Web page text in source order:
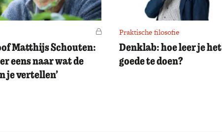
Voor leden
Matthijs Schouten:
eens naar wat de
je vertellen’
Praktische filosofie
Denklab: hoe leer je het
goede te doen?